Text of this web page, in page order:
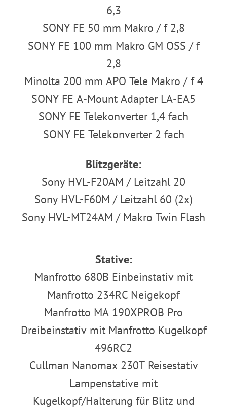
6,3
SONY FE 50 mm Makro / f 2,8
SONY FE 100 mm Makro GM OSS / f
2,8
Minolta 200 mm APO Tele Makro / f 4
SONY FE A-Mount Adapter LA-EA5
SONY FE Telekonverter 1,4 fach
SONY FE Telekonverter 2 fach
Blitzgeräte:
Sony HVL-F20AM / Leitzahl 20
Sony HVL-F60M / Leitzahl 60 (2x)
Sony HVL-MT24AM / Makro Twin Flash
Stative:
Manfrotto 680B Einbeinstativ mit
Manfrotto 234RC Neigekopf
Manfrotto MA 190XPROB Pro
Dreibeinstativ mit Manfrotto Kugelkopf
496RC2
Cullman Nanomax 230T Reisestativ
Lampenstative mit
Kugelkopf/Halterung für Blitz und